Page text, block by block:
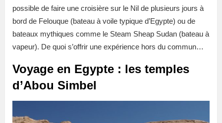
possible de faire une croisière sur le Nil de plusieurs jours à
bord de Felouque (bateau à voile typique d’Egypte) ou de
bateaux mythiques comme le Steam Sheap Sudan (bateau à
vapeur). De quoi s’offrir une expérience hors du commun…
Voyage en Egypte : les temples
d’Abou Simbel